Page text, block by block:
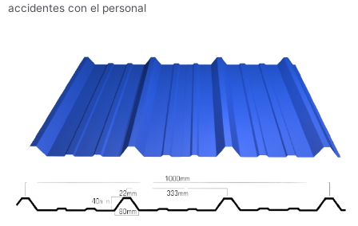
accidentes con el personal